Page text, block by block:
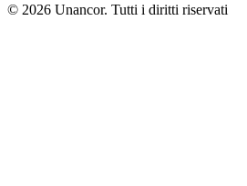
© 2026 Unancor. Tutti i diritti riservati